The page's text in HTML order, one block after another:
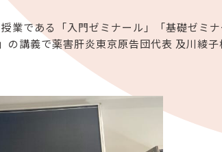
業である「入門ゼミナール」「基礎ゼミ
の講義で薬害肝炎東京原告団代表 及川綾子